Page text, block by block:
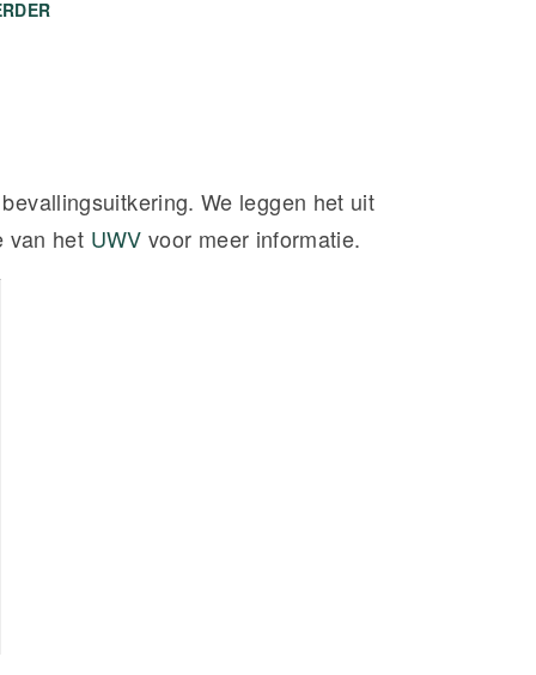
We leggen het uit
van het UWV voor meer informatie.